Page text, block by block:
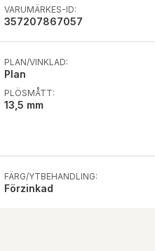
VARUMÄRKES-ID:
357207867057
PLAN/VINKLAD:
Plan
PLÖSMÅTT:
13,5 mm
FÄRG/YTBEHANDLING:
Förzinkad